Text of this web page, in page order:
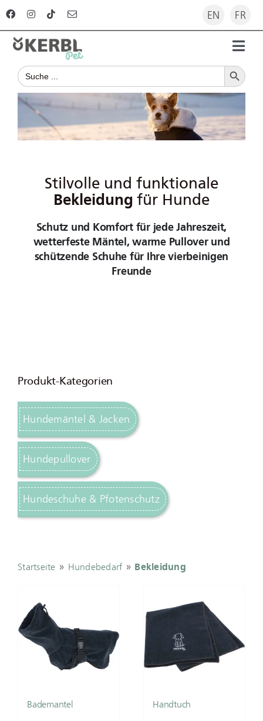
Zum
springen
EN FR
Produkte
Unternehmen
Für Händler
Search
for:
Search Button
Stilvolle und funktionale
Bekleidungfür Hunde
Schutz und Komfort für jede Jahreszeit,
wetterfeste Mäntel, warme Pullover und
schützende Schuhe für Ihre vierbeinigen
Freunde
Startseite » Hundebedarf » Bekleidung
Bademantel Handtuch
Produkt-Kategorien
Hundemäntel & Jacken
Hundepullover
Hundeschuhe & Pfotenschutz